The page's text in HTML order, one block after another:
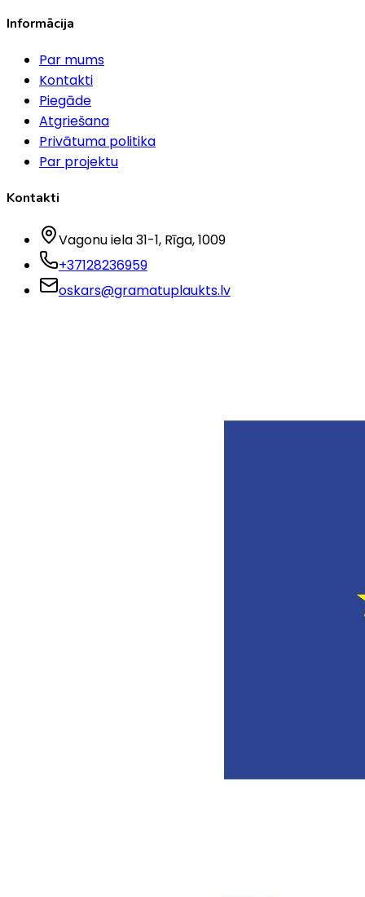
Informācija
Par mums
Kontakti
Piegāde
Atgriešana
Privātuma politika
Par projektu
Kontakti
Vagonu iela 31-1, Rīga, 1009
+37128236959
oskars@gramatuplaukts.lv